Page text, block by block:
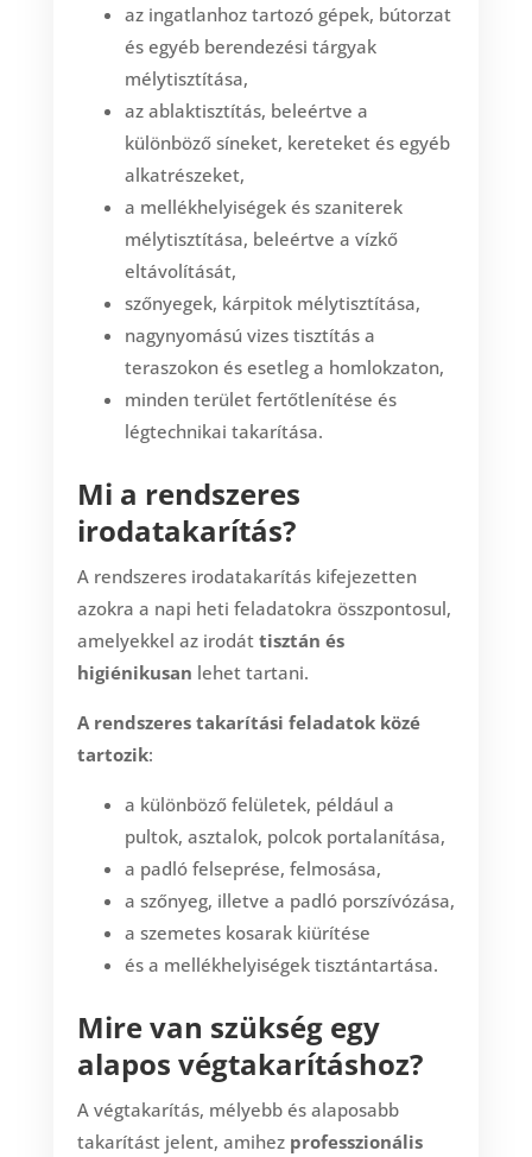
az ingatlanhoz tartozó gépek, bútorzat
és egyéb berendezési tárgyak
mélytisztítása,
az ablaktisztítás, beleértve a
különböző síneket, kereteket és egyéb
alkatrészeket,
a mellékhelyiségek és szaniterek
mélytisztítása, beleértve a vízkő
eltávolítását,
szőnyegek, kárpitok mélytisztítása,
nagynyomású vizes tisztítás a
teraszokon és esetleg a homlokzaton,
minden terület fertőtlenítése és
légtechnikai takarítása.
Mi a rendszeres
irodatakarítás?
A rendszeres irodatakarítás kifejezetten
azokra a napi heti feladatokra összpontosul,
amelyekkel az irodát tisztán és
higiénikusan lehet tartani.
A rendszeres takarítási feladatok közé
tartozik:
a különböző felületek, például a
pultok, asztalok, polcok portalanítása,
a padló felseprése, felmosása,
a szőnyeg, illetve a padló porszívózása,
a szemetes kosarak kiürítése
és a mellékhelyiségek tisztántartása.
Mire van szükség egy
alapos végtakarításhoz?
A végtakarítás, mélyebb és alaposabb
takarítást jelent, amihez professzionális